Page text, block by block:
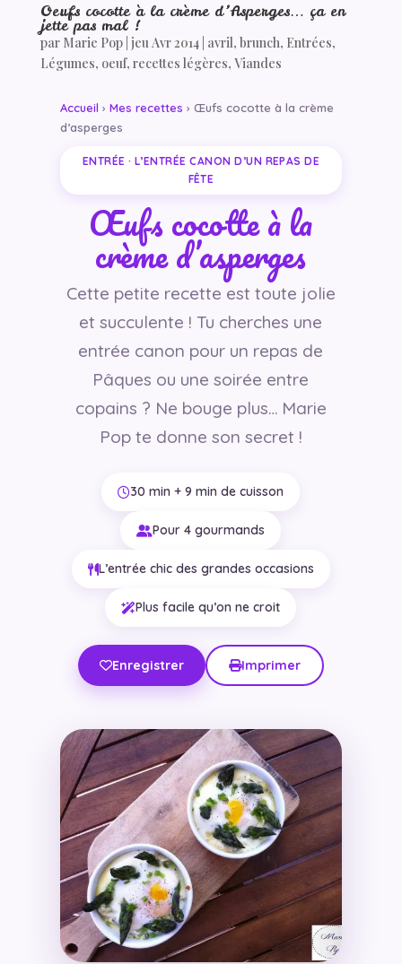
Oeufs cocotte à la crème d’Asperges… ça en
jette pas mal !
par Marie Pop| jeu Avr 2014| avril, brunch, Entrées,
Légumes, oeuf, recettes légères, Viandes
Accueil › Mes recettes › Œufs cocotte à la crème
d’asperges
ENTRÉE · L’ENTRÉE CANON D’UN REPAS DE
FÊTE
Œufs cocotte à la
crème d’asperges
Cette petite recette est toute jolie
et succulente ! Tu cherches une
entrée canon pour un repas de
Pâques ou une soirée entre
copains ? Ne bouge plus… Marie
Pop te donne son secret !
30 min + 9 min de cuisson
Pour 4 gourmands
L’entrée chic des grandes occasions
Plus facile qu’on ne croit
Enregistrer Imprimer